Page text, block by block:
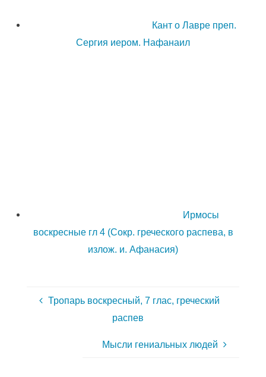
Кант о Лавре преп.
Сергия иером. Нафанаил
Ирмосы
воскресные гл 4 (Сокр. греческого распева, в
излож. и. Афанасия)
Тропарь воскресный, 7 глас, греческий
распев
Мысли гениальных людей